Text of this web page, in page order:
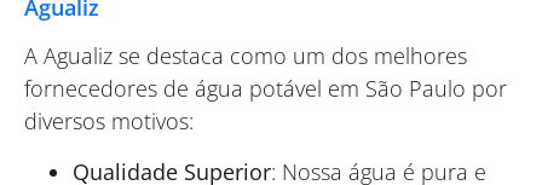
Agualiz
A Agualiz se destaca como um dos melhores
fornecedores de água potável em São Paulo por
diversos motivos:
Qualidade Superior: Nossa água é pura e